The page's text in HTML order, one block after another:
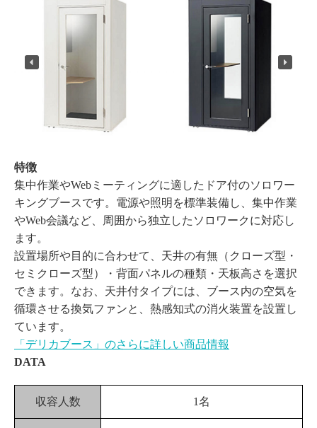
特徴
集中作業やWebミーティングに適したドア付のソロワー
キングブースです。電源や照明を標準装備し、集中作業
やWeb会議など、周囲から独立したソロワークに対応し
ます。
設置場所や目的に合わせて、天井の有無（クローズ型・
セミクローズ型）・背面パネルの種類・天板高さを選択
できます。なお、天井付タイプには、ブース内の空気を
循環させる換気ファンと、熱感知式の消火装置を設置し
ています。
「デリカブース」のさらに詳しい商品情報
DATA
収容人数 1名